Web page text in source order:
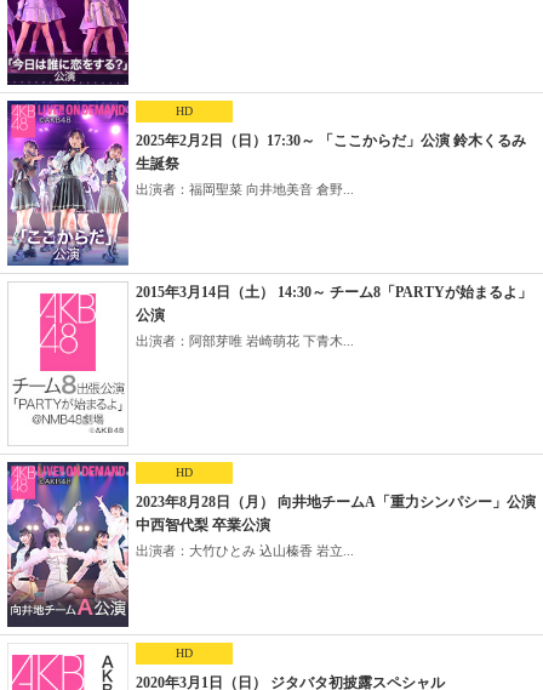
HD
2025年2月2日（日）17:30～ 「ここからだ」公演 鈴木くるみ
生誕祭
出演者：福岡聖菜 向井地美音 倉野...
2015年3月14日（土） 14:30～ チーム8「PARTYが始まるよ」
公演
出演者：阿部芽唯 岩崎萌花 下青木...
HD
2023年8月28日（月） 向井地チームA「重力シンパシー」公演
中西智代梨 卒業公演
出演者：大竹ひとみ 込山榛香 岩立...
HD
2020年3月1日（日） ジタバタ初披露スペシャル